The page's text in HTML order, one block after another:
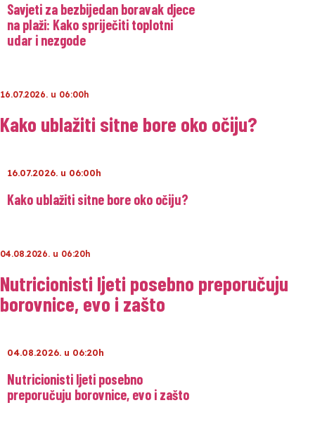
Savjeti za bezbijedan boravak djece
na plaži: Kako spriječiti toplotni
udar i nezgode
16.07.2026. u 06:00h
Kako ublažiti sitne bore oko očiju?
16.07.2026. u 06:00h
Kako ublažiti sitne bore oko očiju?
04.08.2026. u 06:20h
Nutricionisti ljeti posebno preporučuju
borovnice, evo i zašto
04.08.2026. u 06:20h
Nutricionisti ljeti posebno
preporučuju borovnice, evo i zašto